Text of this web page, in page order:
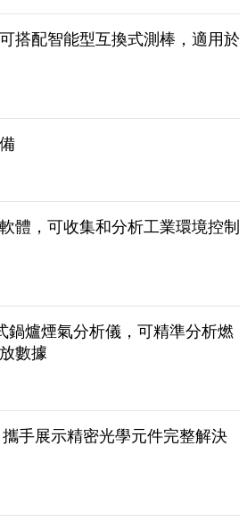
搭配智能型互換式測棒，適用於
體，可收集和分析工業環境控制
鍋爐煙氣分析儀，可精準分析燃
數據
手展示精密光學元件完整解決